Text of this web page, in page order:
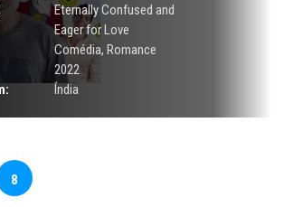
Eternally Confused and
Eager for Love
Comédia, Romance
2022
Índia
8